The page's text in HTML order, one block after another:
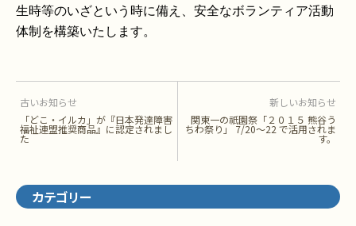
生時等のいざという時に備え、安全なボランティア活動
体制を構築いたします。
古いお知らせ
「どこ・イルカ」が『日本発達障害
福祉連盟推奨商品』に認定されまし
た
新しいお知らせ
関東一の祇園祭「２０１５ 熊谷う
ちわ祭り」 7/20〜22 で活用されま
す。
カテゴリー